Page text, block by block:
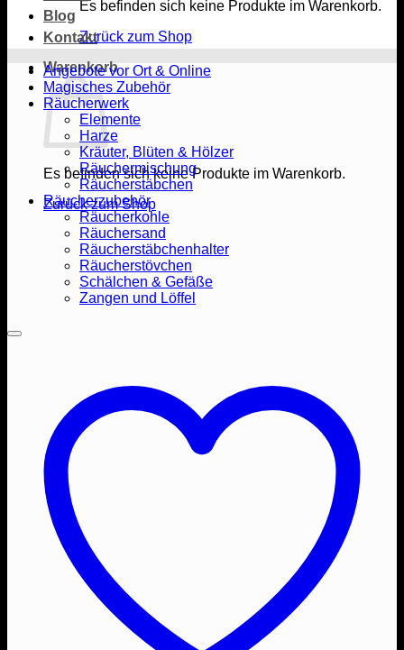
Es befinden sich keine Produkte im Warenkorb.
Zurück zum Shop
Warenkorb
Es befinden sich keine Produkte im Warenkorb.
Zurück zum Shop
Blog
Kontakt
Angebote vor Ort & Online
Magisches Zubehör
Räucherwerk
Elemente
Harze
Kräuter, Blüten & Hölzer
Räuchermischung
Räucherstäbchen
Räucherzubehör
Räucherkohle
Räuchersand
Räucherstäbchenhalter
Räucherstövchen
Schälchen & Gefäße
Zangen und Löffel